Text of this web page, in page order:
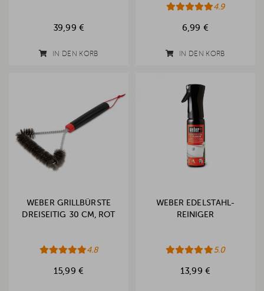
39,99 €
IN DEN KORB
4.9
6,99 €
IN DEN KORB
WEBER GRILLBÜRSTE
DREISEITIG 30 CM, ROT
4.8
15,99 €
WEBER EDELSTAHL-
REINIGER
5.0
13,99 €